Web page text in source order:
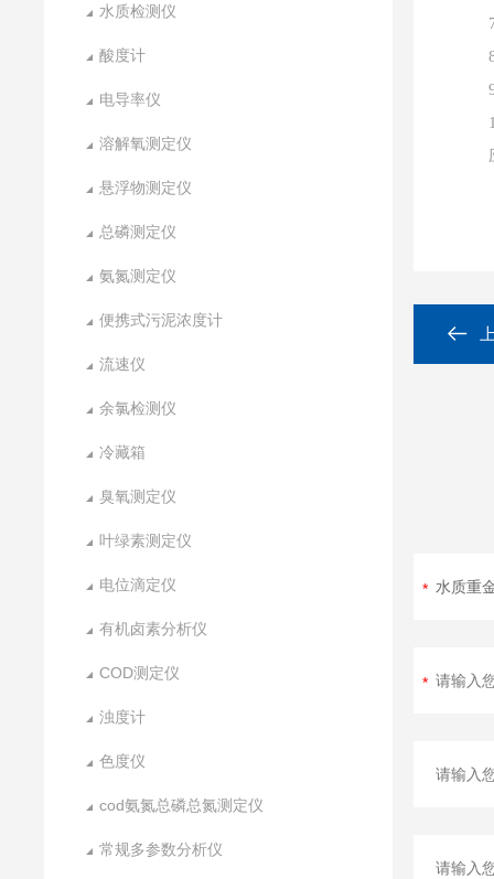
水质检测仪
酸度计
电导率仪
溶解氧测定仪
悬浮物测定仪
总磷测定仪
氨氮测定仪
便携式污泥浓度计
流速仪
余氯检测仪
冷藏箱
臭氧测定仪
叶绿素测定仪
电位滴定仪
有机卤素分析仪
COD测定仪
浊度计
色度仪
cod氨氮总磷总氮测定仪
常规多参数分析仪